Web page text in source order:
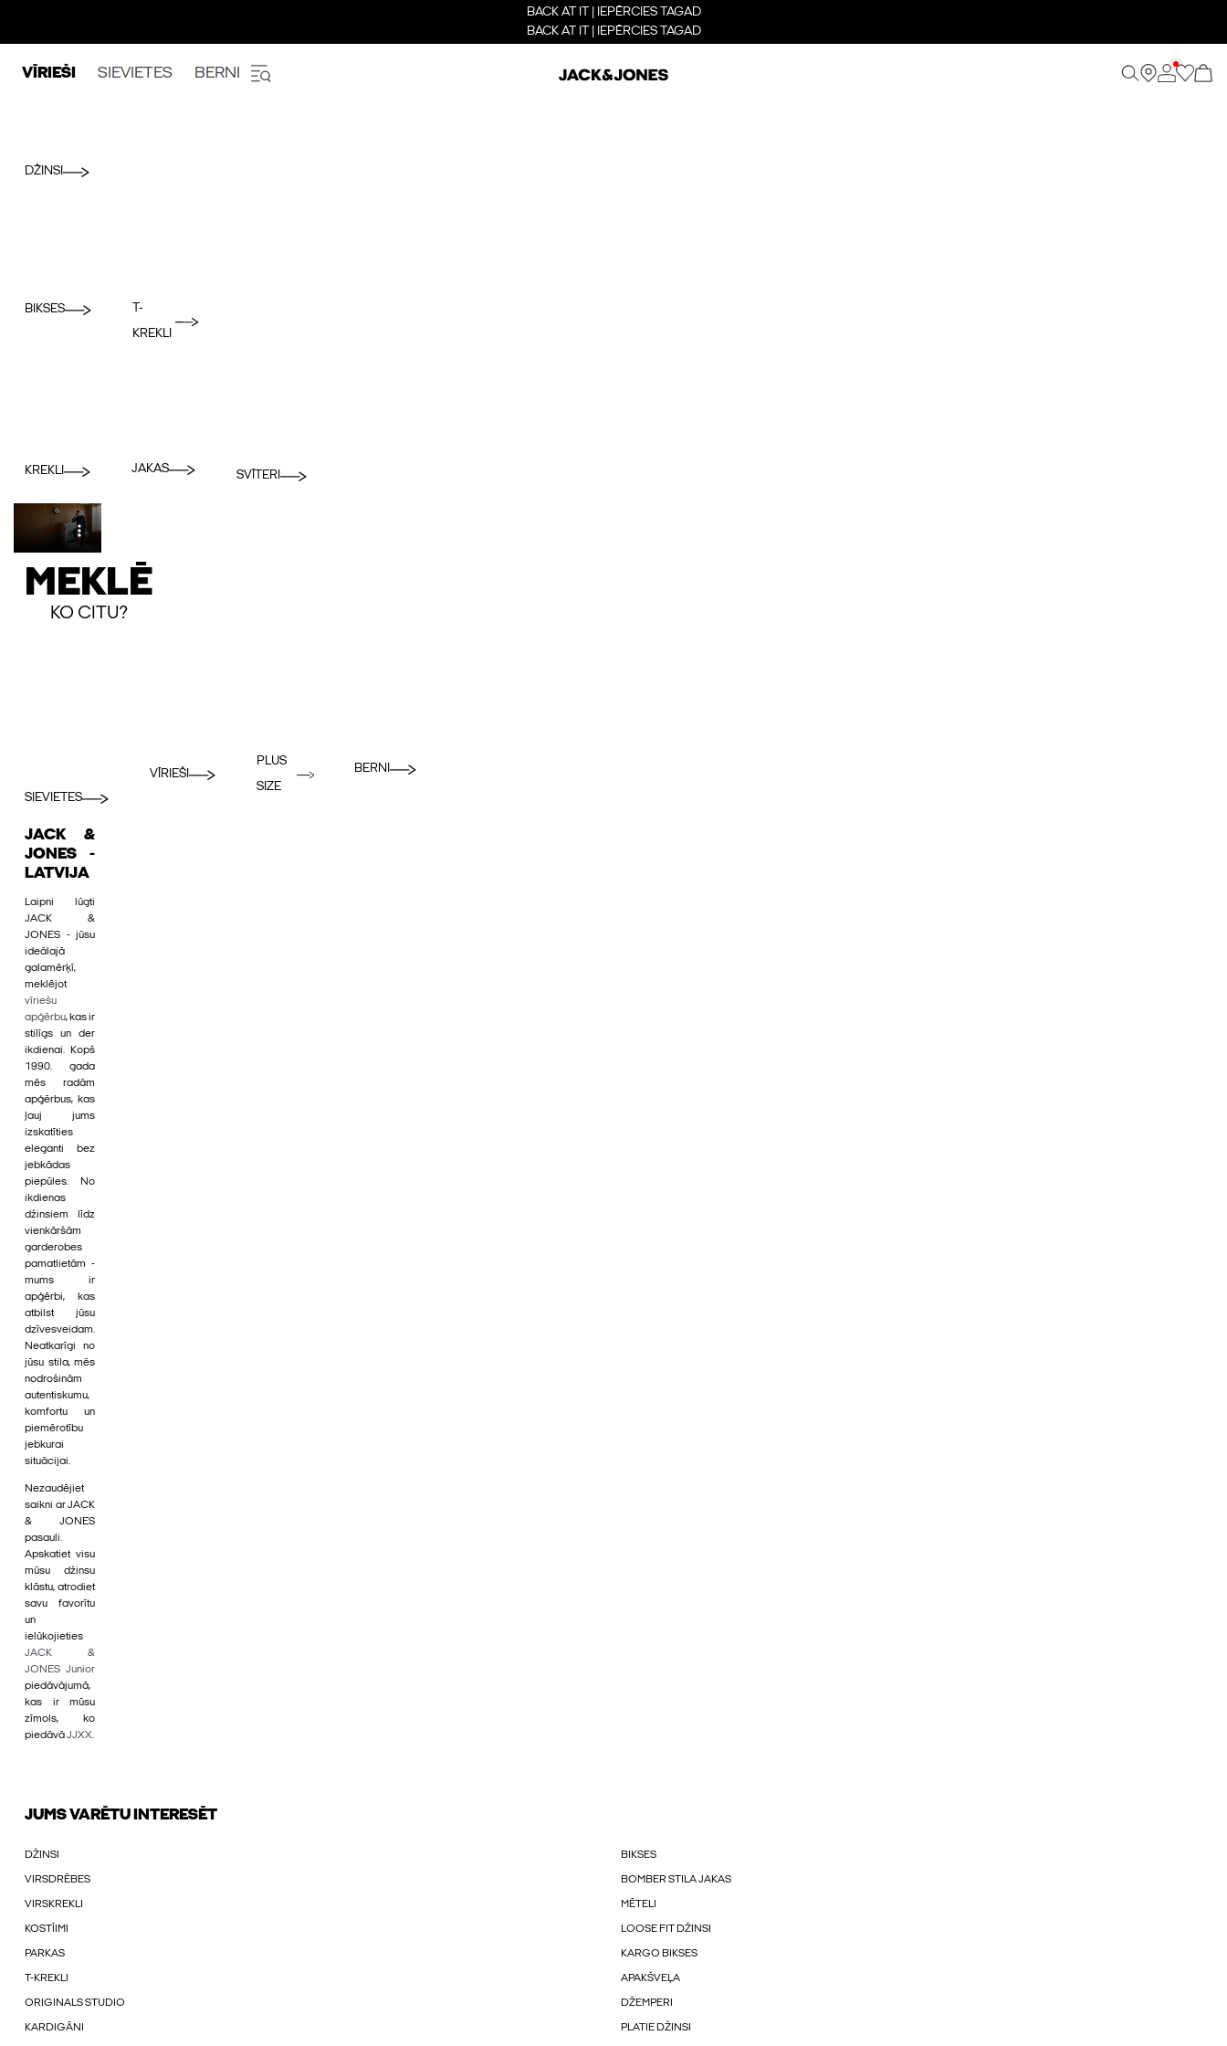
BACK AT IT | IEPĒRCIES TAGAD
BACK AT IT | IEPĒRCIES TAGAD
VĪRIEŠI SIEVIETES BERNI
DŽINSI
BIKSES
T-
KREKLI
KREKLI JAKAS SVĪTERI
MEKLĒ
KO CITU?
SIEVIETES
VĪRIEŠI
PLUS
SIZE
BERNI
JACK &
JONES -
LATVIJA
Laipni lūgti
JACK &
JONES - jūsu
ideālajā
galamērķī,
meklējot
vīriešu
apģērbu, kas ir
stilīgs un der
ikdienai. Kopš
1990. gada
mēs radām
apģērbus, kas
ļauj jums
izskatīties
eleganti bez
jebkādas
piepūles. No
ikdienas
džinsiem līdz
vienkāršām
garderobes
pamatlietām -
mums ir
apģērbi, kas
atbilst jūsu
dzīvesveidam.
Neatkarīgi no
jūsu stila, mēs
nodrošinām
autentiskumu,
komfortu un
piemērotību
jebkurai
situācijai.
Nezaudējiet
saikni ar JACK
& JONES
pasauli.
Apskatiet visu
mūsu džinsu
klāstu, atrodiet
savu favorītu
un
ielūkojieties
JACK &
JONES Junior
piedāvājumā,
kas ir mūsu
zīmols, ko
piedāvāJJXX.
JUMS VARĒTU INTERESĒT
DŽINSI BIKSES
VIRSDRĒBES BOMBER STILA JAKAS
VIRSKREKLI MĒTELI
KOSTĪIMI LOOSE FIT DŽINSI
PARKAS KARGO BIKSES
T-KREKLI APAKŠVEĻA
ORIGINALS STUDIO DŽEMPERI
KARDIGĀNI PLATIE DŽINSI